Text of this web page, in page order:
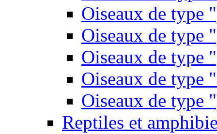
Oiseaux de type
Oiseaux de type
Oiseaux de type
Oiseaux de type
Oiseaux de type
Reptiles et